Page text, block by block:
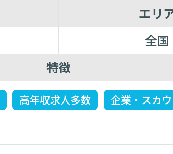
エリ
全国
特徴
高年収求人多数
企業・スカ